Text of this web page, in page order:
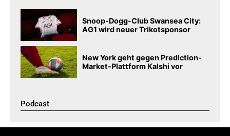
Snoop-Dogg-Club Swansea City:
AG1 wird neuer Trikotsponsor
New York geht gegen Prediction-
Market-Plattform Kalshi vor
Podcast​